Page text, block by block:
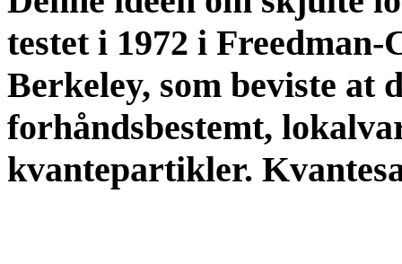
testet i 1972 i
Berkeley, som beviste at
forhåndsbestemt,
kvantepartikler.